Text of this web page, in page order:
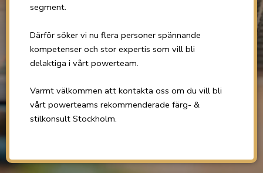
segment.
Därför söker vi nu flera personer spännande
kompetenser och stor expertis som vill bli
delaktiga i vårt powerteam.
Varmt välkommen att kontakta oss om du vill bli
vårt powerteams rekommenderade färg- &
stilkonsult Stockholm.